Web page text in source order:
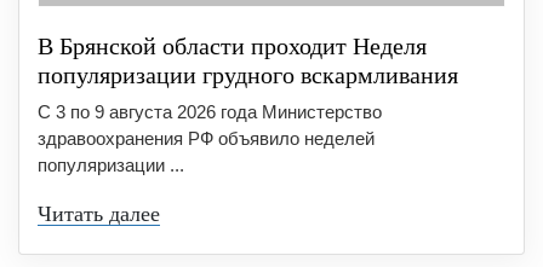
В Брянской области проходит Неделя
популяризации грудного вскармливания
С 3 по 9 августа 2026 года Министерство
здравоохранения РФ объявило неделей
популяризации ...
Читать далее